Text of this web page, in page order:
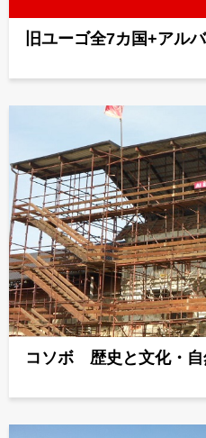
旧ユーゴ全7カ国+アル
コソボ 歴史と文化・